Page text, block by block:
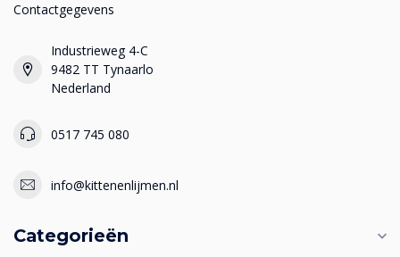
Contactgegevens
Industrieweg 4-C
9482 TT Tynaarlo
Nederland
0517 745 080
info@kittenenlijmen.nl
Categorieën